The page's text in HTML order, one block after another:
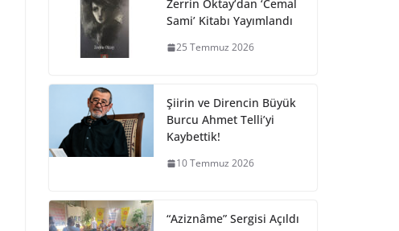
Zerrin Oktay’dan ‘Cemal
Sami’ Kitabı Yayımlandı
25 Temmuz 2026
Şiirin ve Direncin Büyük
Burcu Ahmet Telli’yi
Kaybettik!
10 Temmuz 2026
“Aziznâme” Sergisi Açıldı